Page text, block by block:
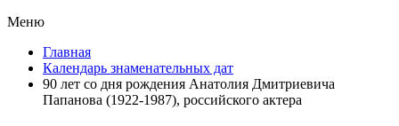
Меню
Главная
Календарь знаменательных дат
90 лет со дня рождения Анатолия Дмитриевича
Папанова (1922-1987), российского актера